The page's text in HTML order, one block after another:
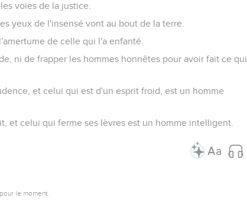
voies de la justice.
yeux de l'insensé vont au bout de la terre.
de celle qui l'a enfanté.
ni de frapper les hommes honnêtes pour avoir fait ce qui
et celui qui est d'un esprit froid, est un homme
et celui qui ferme ses lèvres est un homme intelligent.
le moment.